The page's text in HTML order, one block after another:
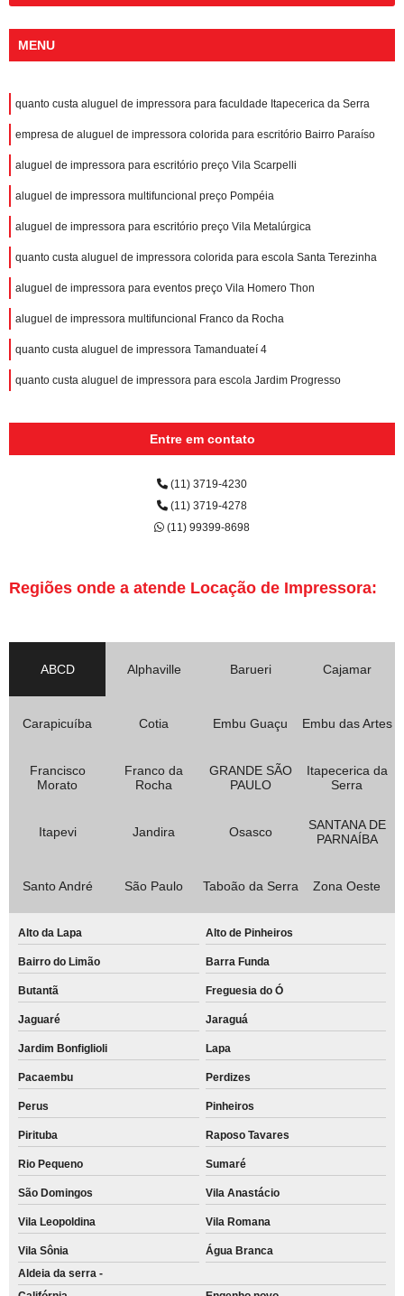
MENU
quanto custa aluguel de impressora para faculdade Itapecerica da Serra
empresa de aluguel de impressora colorida para escritório Bairro Paraíso
aluguel de impressora para escritório preço Vila Scarpelli
aluguel de impressora multifuncional preço Pompéia
aluguel de impressora para escritório preço Vila Metalúrgica
quanto custa aluguel de impressora colorida para escola Santa Terezinha
aluguel de impressora para eventos preço Vila Homero Thon
aluguel de impressora multifuncional Franco da Rocha
quanto custa aluguel de impressora Tamanduateí 4
quanto custa aluguel de impressora para escola Jardim Progresso
Entre em contato
(11) 3719-4230
(11) 3719-4278
(11) 99399-8698
Regiões onde a atende Locação de Impressora:
ABCD Alphaville Barueri Cajamar
Carapicuíba Cotia Embu Guaçu Embu das Artes
Francisco
Morato
Franco da
Rocha
GRANDE SÃO
PAULO
Itapecerica da
Serra
Itapevi Jandira Osasco
SANTANA DE
PARNAÍBA
Santo André São Paulo Taboão da Serra Zona Oeste
Alto da Lapa Alto de Pinheiros
Bairro do Limão Barra Funda
Butantã Freguesia do Ó
Jaguaré Jaraguá
Jardim Bonfiglioli Lapa
Pacaembu Perdizes
Perus Pinheiros
Pirituba Raposo Tavares
Rio Pequeno Sumaré
São Domingos Vila Anastácio
Vila Leopoldina Vila Romana
Vila Sônia
Água Branca
Aldeia da serra -